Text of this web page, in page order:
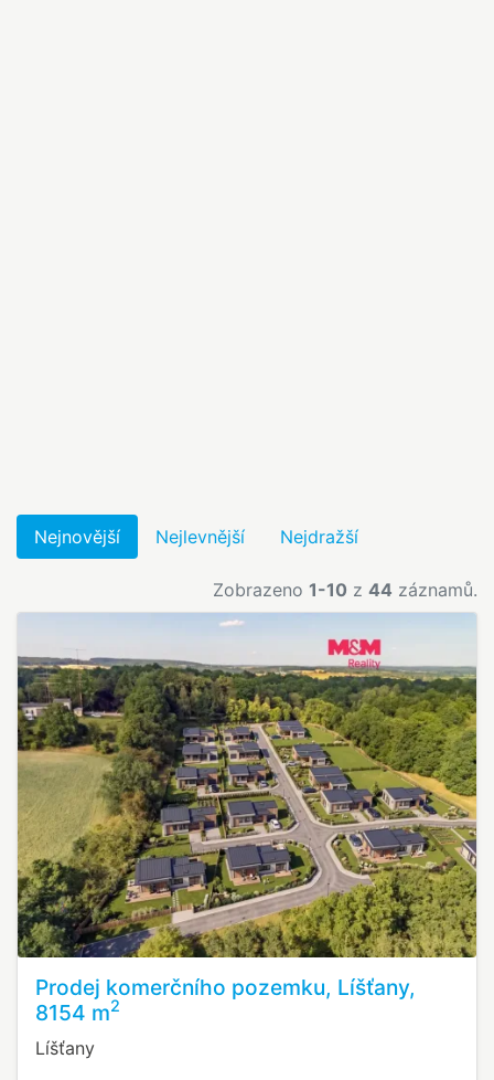
Nejnovější Nejlevnější Nejdražší
Zobrazeno 1-10 z 44 záznamů.
Prodej komerčního pozemku, Líšťany,
8154 m2
Líšťany